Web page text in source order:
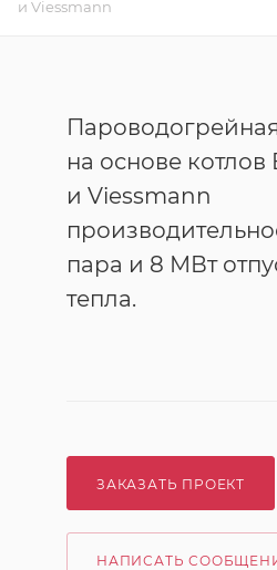
и Viessmann
на основе
и Viessmann
пара и 8 МВт
тепла.
ЗАКАЗАТЬ ПРОЕКТ
НАПИСАТЬ